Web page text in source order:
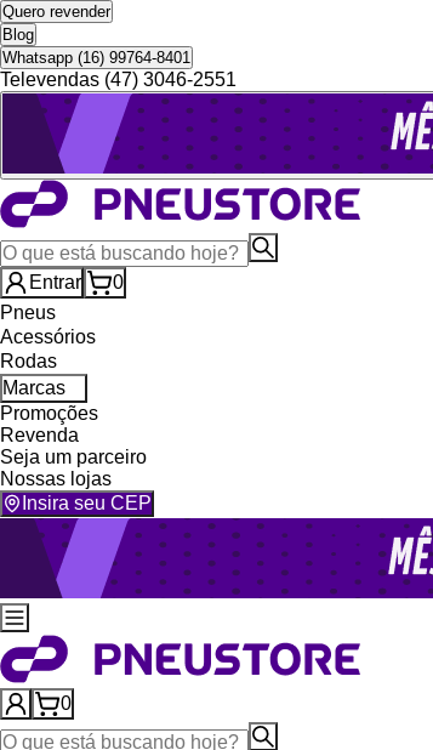
Quero revender
Blog
Whatsapp (16) 99764-8401
Televendas (47) 3046-2551
Entrar
0
Pneus
Acessórios
Rodas
Marcas
Promoções
Revenda
Seja um parceiro
Nossas lojas
Insira seu CEP
0